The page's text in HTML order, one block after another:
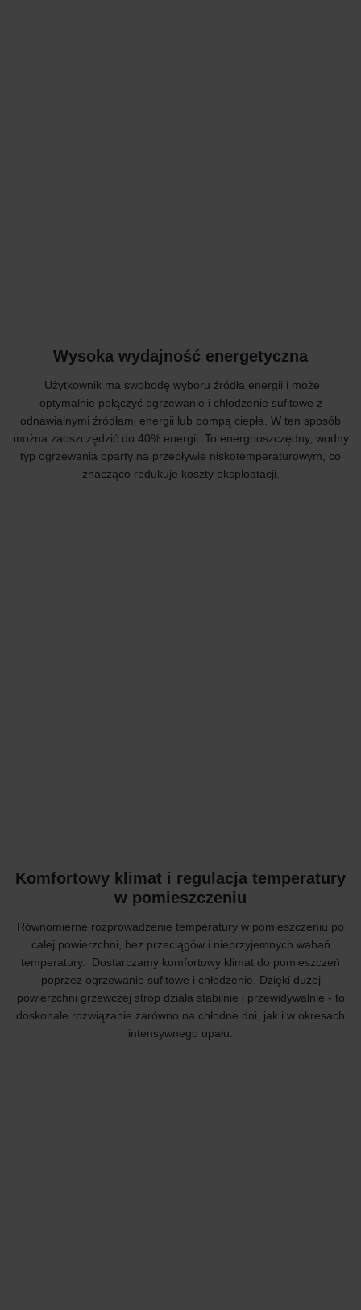
Wysoka wydajność energetyczna
Użytkownik ma swobodę wyboru źródła energii i może
optymalnie połączyć ogrzewanie i chłodzenie sufitowe z
odnawialnymi źródłami energii lub pompą ciepła. W ten sposób
można zaoszczędzić do 40% energii. To energooszczędny, wodny
typ ogrzewania oparty na przepływie niskotemperaturowym, co
znacząco redukuje koszty eksploatacji.
Komfortowy klimat i regulacja temperatury
w pomieszczeniu
Równomierne rozprowadzenie temperatury w pomieszczeniu po
całej powierzchni, bez przeciągów i nieprzyjemnych wahań
temperatury. Dostarczamy komfortowy klimat do pomieszczeń
poprzez ogrzewanie sufitowe i chłodzenie. Dzięki dużej
powierzchni grzewczej strop działa stabilnie i przewidywalnie - to
doskonałe rozwiązanie zarówno na chłodne dni, jak i w okresach
intensywnego upału.